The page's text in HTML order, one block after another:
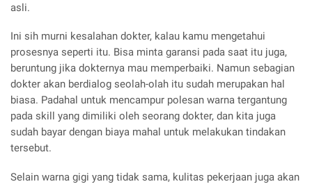
asli.
Ini sih murni kesalahan dokter, kalau kamu mengetahui
prosesnya seperti itu. Bisa minta garansi pada saat itu juga,
beruntung jika dokternya mau memperbaiki. Namun sebagian
dokter akan berdialog seolah-olah itu sudah merupakan hal
biasa. Padahal untuk mencampur polesan warna tergantung
pada skill yang dimiliki oleh seorang dokter, dan kita juga
sudah bayar dengan biaya mahal untuk melakukan tindakan
tersebut.
Selain warna gigi yang tidak sama, kulitas pekerjaan juga akan